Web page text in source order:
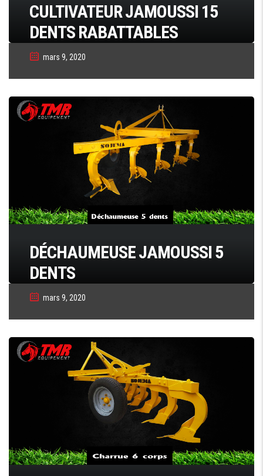
CULTIVATEUR JAMOUSSI 15
DENTS RABATTABLES
mars 9, 2020
DÉCHAUMEUSE JAMOUSSI 5
DENTS
mars 9, 2020